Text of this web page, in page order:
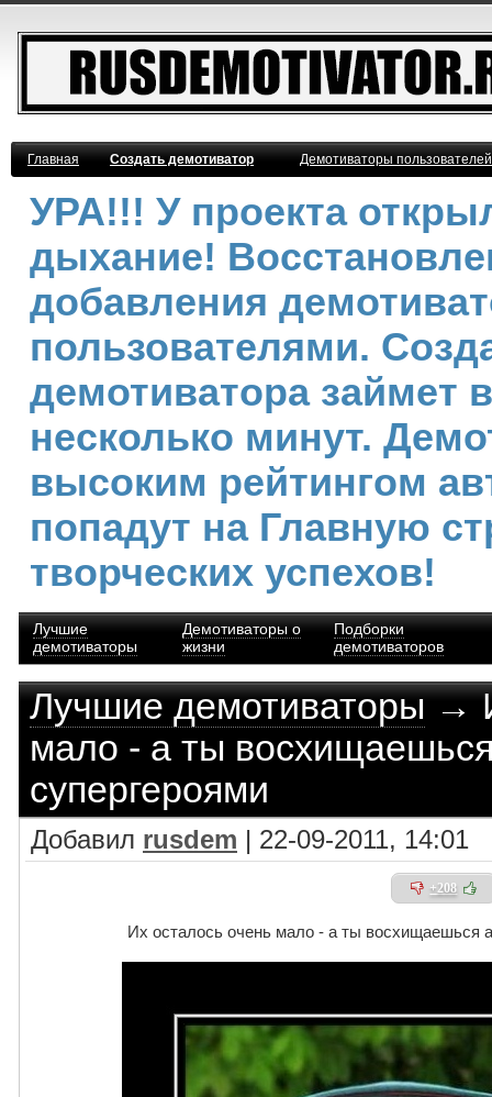
Главная Создать демотиватор Демотиваторы
УРА!!! У проекта
дыхание!
добавления
пользователями.
демотиватора займет
несколько минут.
высоким рейтингом
попадут на Главную
творческих успехов!
Лучшие
демотиваторы
Демотиваторы о
жизни
Подборки
демотиваторов
Лучшие демотиваторы→
мало - а ты
супергероями
Добавил rusdem | 22-09-2011, 14:01
+208
Их осталось очень мало - а ты восхищаешься